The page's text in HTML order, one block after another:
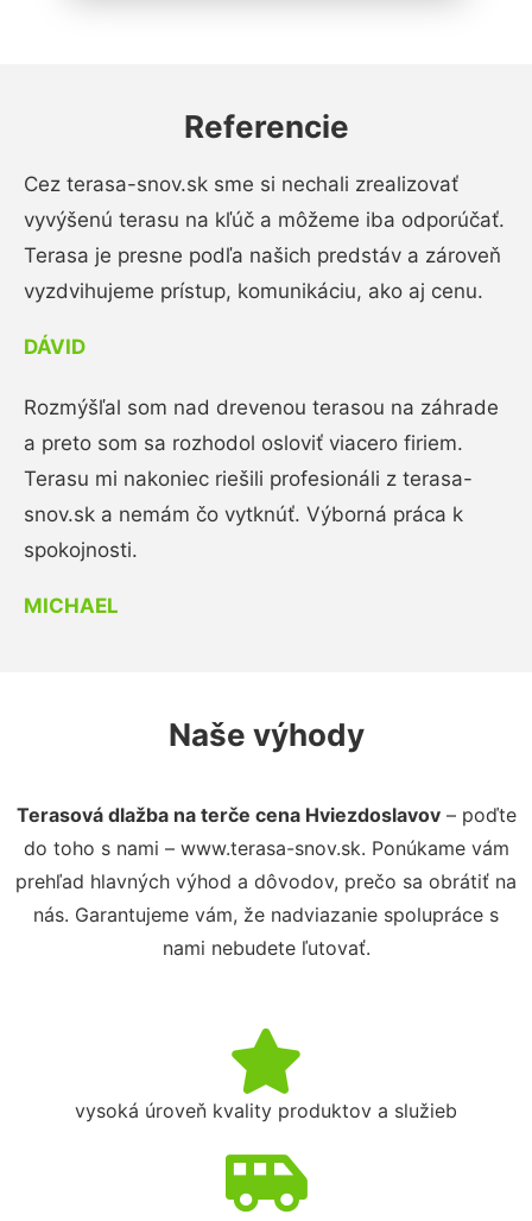
Referencie
Cez terasa-snov.sk sme si nechali zrealizovať
vyvýšenú terasu na kľúč a môžeme iba odporúčať.
Terasa je presne podľa našich predstáv a zároveň
vyzdvihujeme prístup, komunikáciu, ako aj cenu.
DÁVID
Rozmýšľal som nad drevenou terasou na záhrade
a preto som sa rozhodol osloviť viacero firiem.
Terasu mi nakoniec riešili profesionáli z terasa-
snov.sk a nemám čo vytknúť. Výborná práca k
spokojnosti.
MICHAEL
Naše výhody
Terasová dlažba na terče cena Hviezdoslavov– poďte
do toho s nami – www.terasa-snov.sk. Ponúkame vám
prehľad hlavných výhod a dôvodov, prečo sa obrátiť na
nás. Garantujeme vám, že nadviazanie spolupráce s
nami nebudete ľutovať.
vysoká úroveň kvality produktov a služieb